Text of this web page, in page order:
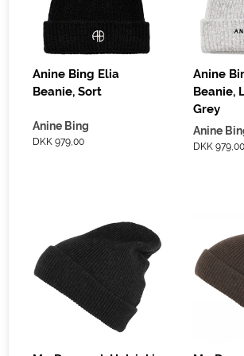
Anine Bing Elia
Beanie, Sort
Anine Bing
DKK 979,00
Anine
Beanie,
Grey
Anine
DKK 979,00